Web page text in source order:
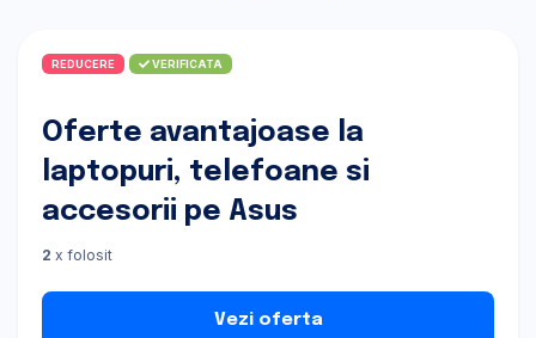
REDUCERE VERIFICATA
Oferte avantajoase la
laptopuri, telefoane si
accesorii pe Asus
2 x folosit
Vezi oferta